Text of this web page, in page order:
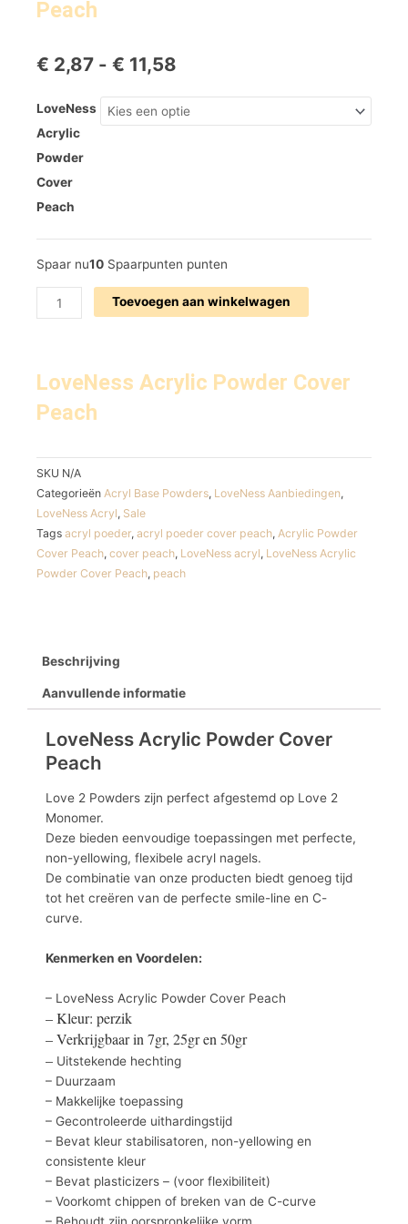
Peach
€ 2,87 - € 11,58
tot
€ 11,58
LoveNess
Acrylic
Powder
Cover
Peach
Spaar nu10 Spaarpunten punten
LoveNess
Acrylic
Cover
Peach
aantal
Toevoegen aan winkelwagen
LoveNess Acrylic Powder Cover
Peach
SKU N/A
Categorieën Acryl Base Powders, LoveNess Aanbiedingen,
LoveNess Acryl, Sale
Tags acryl poeder, acryl poeder cover peach, Acrylic Powder
Cover Peach, cover peach, LoveNess acryl, LoveNess Acrylic
Powder Cover Peach, peach
Beschrijving
Aanvullende informatie
LoveNess Acrylic Powder Cover
Peach
Love 2 Powders zijn perfect afgestemd op Love 2
Monomer.
Deze bieden eenvoudige toepassingen met perfecte,
non-yellowing, flexibele acryl nagels.
De combinatie van onze producten biedt genoeg tijd
tot het creëren van de perfecte smile-line en C-
curve.
Kenmerken en Voordelen:
– LoveNess Acrylic Powder Cover Peach
– Kleur: perzik
– Verkrijgbaar in 7gr, 25gr en 50gr
– Uitstekende hechting
– Duurzaam
– Makkelijke toepassing
– Gecontroleerde uithardingstijd
– Bevat kleur stabilisatoren, non-yellowing en
consistente kleur
– Bevat plasticizers – (voor flexibiliteit)
– Voorkomt chippen of breken van de C-curve
– Behoudt zijn oorspronkelijke vorm